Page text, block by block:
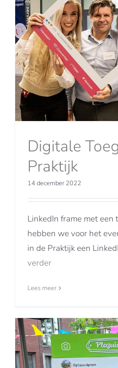
Digitale
Praktijk
14 december 2022
LinkedIn frame met een
hebben we voor het
in de Praktijk een
verder
Lees meer